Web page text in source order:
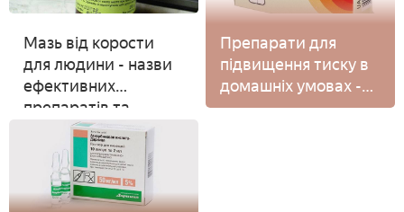
Мазь від корости
для людини - назви
ефективних
препаратів та
інструкція по їх
застосуванню
Препарати для
підвищення тиску в
домашніх умовах -
список ліків